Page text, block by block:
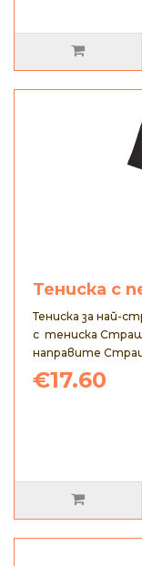
Тениска с
Тениска за най-
с тениска
направите
€17.60